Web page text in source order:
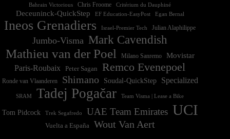
Bahrain Victorious Chris Froome Critérium du Dauphiné
Deceuninck-QuickStep EF Education-EasyPost Egan Bernal
Ineos Grenadiers Israel-Premier Tech Julian Alaphilippe
Jumbo-Visma Mark Cavendish
Mathieu van der Poel Milano Sanremo
Movistar
Paris-Roubaix
Peter Sagan Remco Evenepoel
Ronde van Vlaanderen Shimano Soudal-QuickStep Specialized
SRAM Tadej Pogačar Team Visma | Lease a Bike
Tom Pidcock Trek Segafredo UAE Team Emirates UCI
Vuelta a España Wout Van Aert